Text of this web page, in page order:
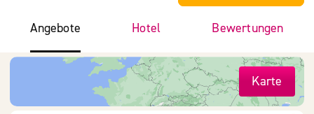
Angebote Hotel Bewertungen
Karte